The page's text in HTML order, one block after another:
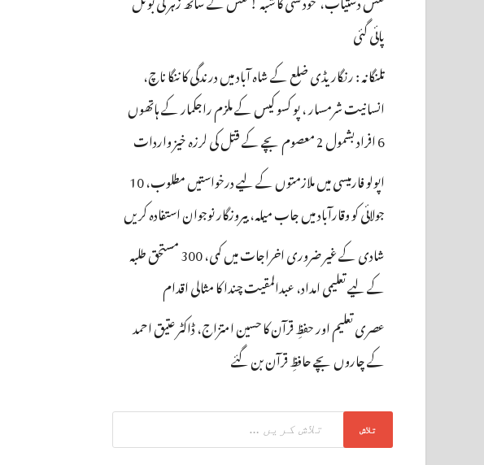
پائی گئی
تلنگانہ : رنگاریڈی ضلع کے شاہ آباد میں درندگی کا ننگا ناچ،
انسانیت شرمسار ، پو کسو کیس کے ملزم راجکمار کے ہاتھوں
6 افراد بشمول 2 معصوم بچے کے قتل کی لرزہ خیز واردات
اپولو فارمیسی میں ملازمتوں کے لیے درخواستیں مطلوب، 10
جولائی کو وقارآباد میں جاب میلہ، بیروزگار نوجوان استفادہ کریں
شادی کے غیر ضروری اخراجات میں کمی، 300 مستحق طلبہ
کے لیے تعلیمی امداد، عبدالمقیت چندا کا مثالی اقدام
عصری تعلیم اور حفظِ قرآن کا حسین امتزاج، ڈاکٹر عتیق احمد
کے چاروں بچے حافظِ قرآن بن گئے